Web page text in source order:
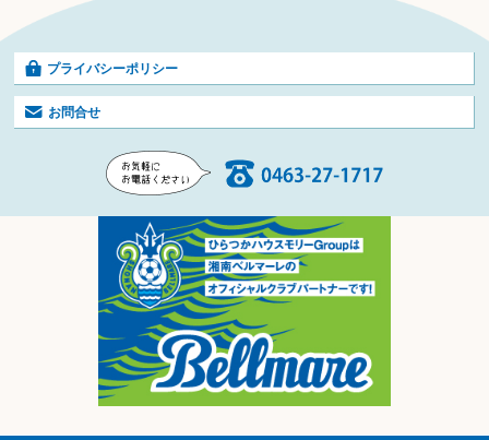
プライバシーポリシー
お問合せ